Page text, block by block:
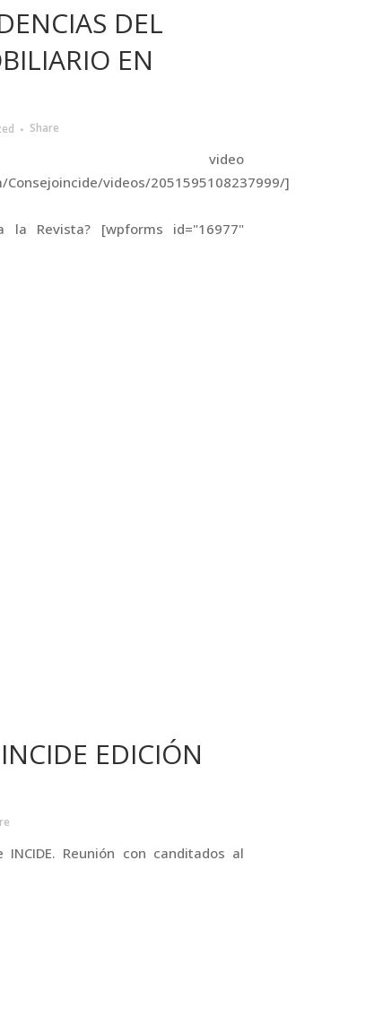
DEL
EN
Share
video
videos/2051595108237999/]
Power Point
[wpforms id="16977"
EDICIÓN
INCIDE. Reunión con canditados al